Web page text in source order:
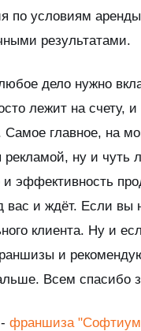
по условиям
результатами.
дело нужно
лежит на счету,
Самое главное, на
рекламой, ну и чуть
и эффективность
вас и ждёт. Если вы
клиента. Ну и
и
Всем спасибо
франшиза